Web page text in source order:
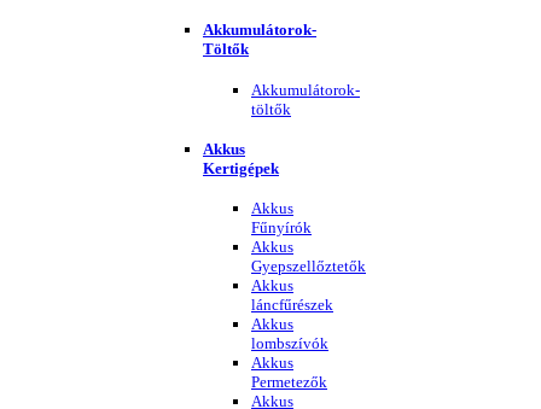
Akkumulátorok-
Töltők
Akkumulátorok-
töltők
Akkus
Kertigépek
Akkus
Fűnyírók
Akkus
Gyepszellőztetők
Akkus
láncfűrészek
Akkus
lombszívók
Akkus
Permetezők
Akkus